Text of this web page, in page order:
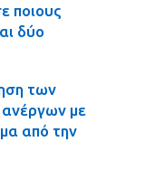
ποιους
δύο
των
με
από την